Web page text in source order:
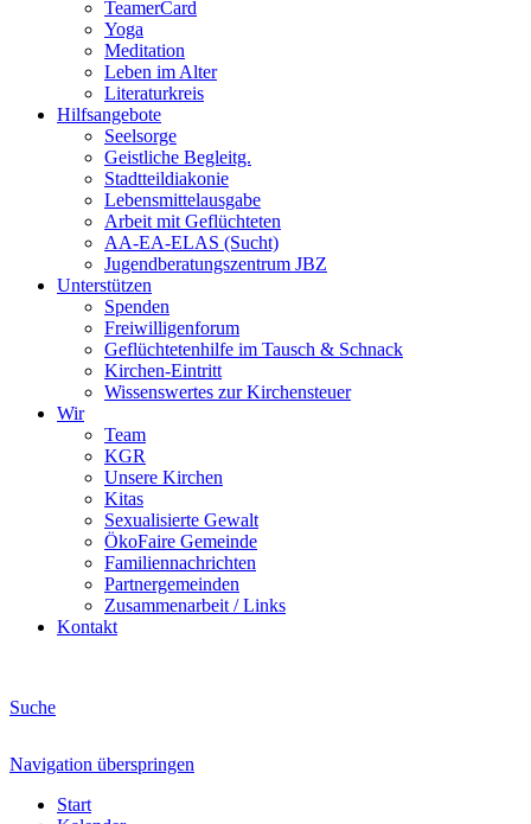
TeamerCard
Yoga
Meditation
Leben im Alter
Literaturkreis
Hilfsangebote
Seelsorge
Geistliche Begleitg.
Stadtteildiakonie
Lebensmittelausgabe
Arbeit mit Geflüchteten
AA-EA-ELAS (Sucht)
Jugendberatungs­zentrum JBZ
Unterstützen
Spenden
Freiwilligenforum
Geflüchtetenhilfe im Tausch & Schnack
Kirchen-Eintritt
Wissenswertes zur Kirchensteuer
Wir
Team
KGR
Unsere Kirchen
Kitas
Sexualisierte Gewalt
ÖkoFaire Gemeinde
Familiennachrichten
Partnergemeinden
Zusammenarbeit / Links
Kontakt
Suche
Navigation überspringen
Start